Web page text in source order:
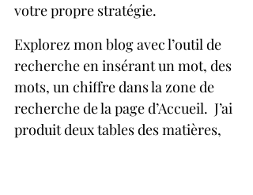
votre propre stratégie.
Explorez mon blog avec l’outil de
recherche en insérant un mot, des
mots, un chiffre dans la zone de
recherche de la page d’Accueil.  J’ai
produit deux tables des matières,